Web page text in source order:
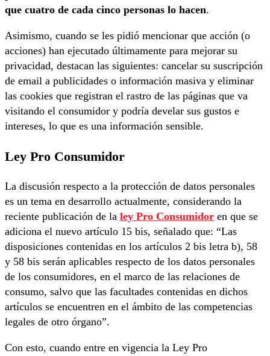
que cuatro de cada cinco personas lo hacen.
Asimismo, cuando se les pidió mencionar que acción (o
acciones) han ejecutado últimamente para mejorar su
privacidad, destacan las siguientes: cancelar su suscripción
de email a publicidades o información masiva y eliminar
las cookies que registran el rastro de las páginas que va
visitando el consumidor y podría develar sus gustos e
intereses, lo que es una información sensible.
Ley Pro Consumidor
La discusión respecto a la protección de datos personales
es un tema en desarrollo actualmente, considerando la
reciente publicación de la ley Pro Consumidor en que se
adiciona el nuevo artículo 15 bis, señalado que: “Las
disposiciones contenidas en los artículos 2 bis letra b), 58
y 58 bis serán aplicables respecto de los datos personales
de los consumidores, en el marco de las relaciones de
consumo, salvo que las facultades contenidas en dichos
artículos se encuentren en el ámbito de las competencias
legales de otro órgano”.
Con esto, cuando entre en vigencia la Ley Pro